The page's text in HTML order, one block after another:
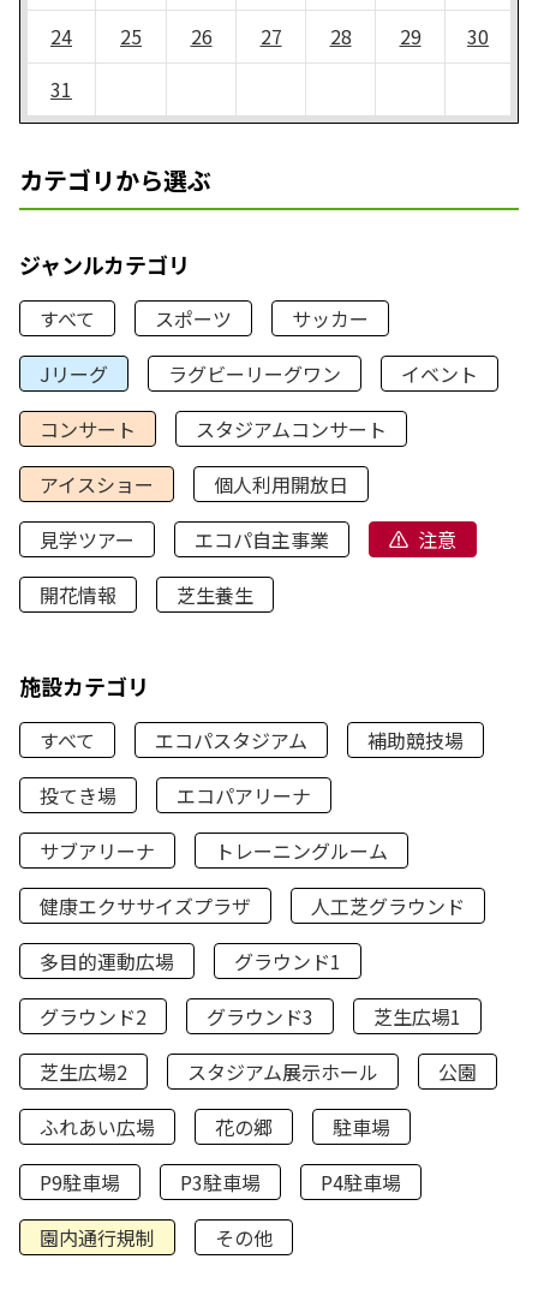
24
25 26 27 28 29
30
31
カテゴリから選ぶ
ジャンルカテゴリ
すべて スポーツ
サッカー
Jリーグ
ラグビーリーグワン
イベント
コンサート
スタジアムコンサート
アイスショー
個人利用開放日
見学ツアー
エコパ自主事業
注意
開花情報
芝生養生
施設カテゴリ
すべて エコパスタジアム
補助競技場
投てき場
エコパアリーナ
サブアリーナ
トレーニングルーム
健康エクササイズプラザ
人工芝グラウンド
多目的運動広場
グラウンド1
グラウンド2
グラウンド3
芝生広場1
芝生広場2
スタジアム展示ホール
公園
ふれあい広場
花の郷
駐車場
P9駐車場
P3駐車場
P4駐車場
園内通行規制
その他